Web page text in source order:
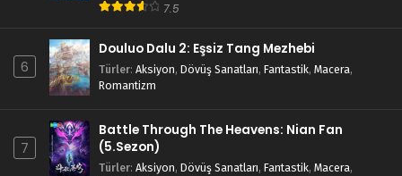
7.5
6
Douluo Dalu 2: Eşsiz Tang Mezhebi
Türler: Aksiyon, Dövüş Sanatları, Fantastik, Macera,
Romantizm
7
Battle Through The Heavens: Nian Fan
(5.Sezon)
Türler: Aksiyon, Dövüş Sanatları, Fantastik, Macera,